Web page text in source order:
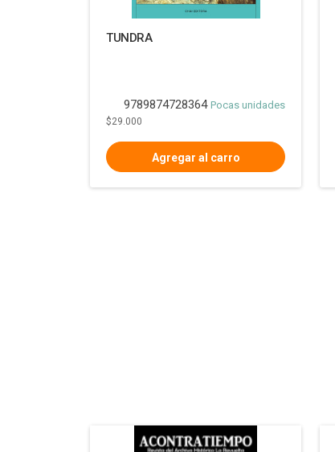
TUNDRA
9789874728364 Pocas unidades
$29.000